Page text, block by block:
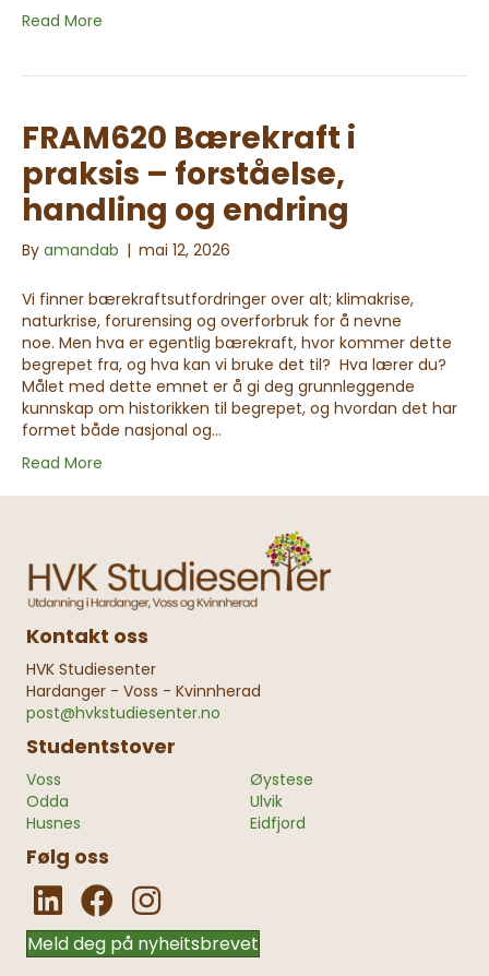
Read More
FRAM620 Bærekraft i
praksis – forståelse,
handling og endring
By amandab | mai 12, 2026
Vi finner bærekraftsutfordringer over alt; klimakrise,
naturkrise, forurensing og overforbruk for å nevne
noe. Men hva er egentlig bærekraft, hvor kommer dette
begrepet fra, og hva kan vi bruke det til? Hva lærer du?
Målet med dette emnet er å gi deg grunnleggende
kunnskap om historikken til begrepet, og hvordan det har
formet både nasjonal og…
Read More
Kontakt oss
HVK Studiesenter
Hardanger - Voss - Kvinnherad
post@hvkstudiesenter.no
Studentstover
Voss
Odda
Husnes
Øystese
Ulvik
Eidfjord
Følg oss
Meld deg på nyheitsbrevet